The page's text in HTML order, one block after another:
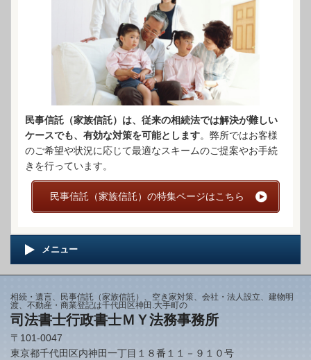
民事信託（家族信託）は、従来の相続法では解決が難しい
ケースでも、有効な対策を可能とします。弊所ではお客様
のご希望や状況に応じて最適なスキームのご提案やお手続
きを行っています。
民事信託（家族信託）の特集ページはこちら
メニュー
相続・遺言、民事信託（家族信託）、空き家対策、会社・法人設立、建物明
渡、不動産・商業登記は千代田区神田.大手町の
司法書士行政書士ＭＹ法務事務所
〒101-0047
東京都千代田区内神田一丁目１８番１１－９１０号